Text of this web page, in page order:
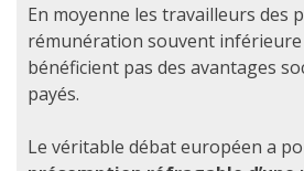
En moyenne les travailleurs des
rémunération souvent inférieure
bénéficient pas des avantages
payés.
Le véritable débat européen a